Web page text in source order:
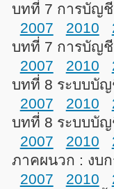
บทที่ 7 การบัญ
2007
2010
บทที่ 7 การบัญชี
2007
2010
บทที่ 8 ระบบบั
2007
2010
บทที่ 8 ระบบบัญ
2007
2010
ภาคผนวก : งบ
2007
2010